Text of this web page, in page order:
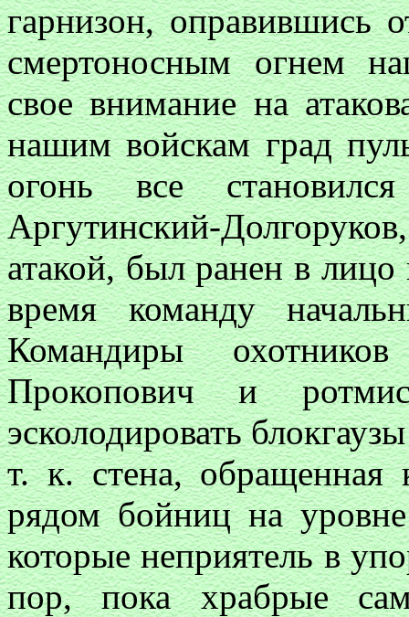
гарнизон, оправившись
смертоносным огнем
свое внимание на
нашим войскам град
огонь все
Аргутинский-
атакой, был ранен в
время команду
Командиры
Прокопович и
эсколодировать
т. к. стена,
рядом бойниц на
которые неприятель в
пор, пока храбрые